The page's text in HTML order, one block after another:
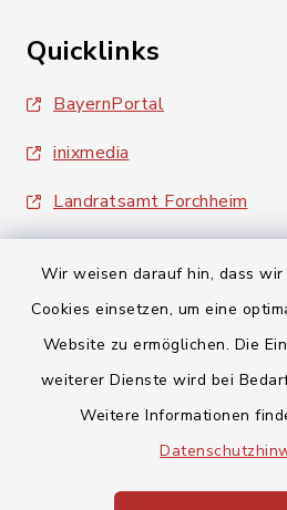
Wir weisen darauf hin, dass
Cookies einsetzen, um eine
Website zu ermöglichen. Die
weiterer Dienste wird bei
Weitere Informationen
Quicklinks
BayernPortal
inixmedia
Landratsamt Forchheim